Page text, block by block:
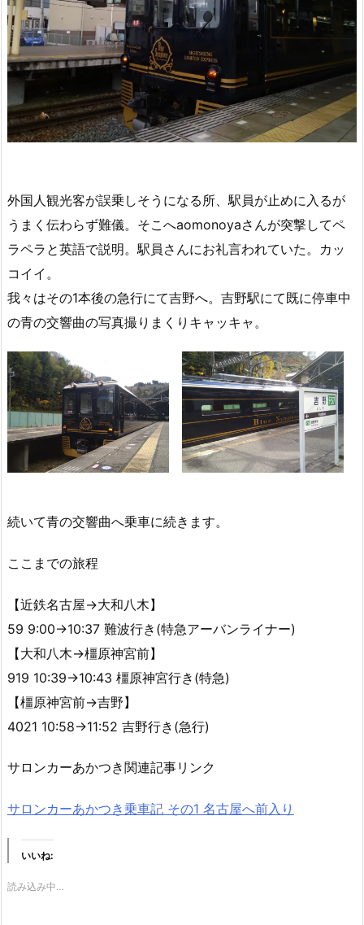
外国人観光客が誤乗しそうになる所、駅員が止めに入るが
うまく伝わらず難儀。そこへaomonoyaさんが突撃してペ
ラペラと英語で説明。駅員さんにお礼言われていた。カッ
コイイ。
我々はその1本後の急行にて吉野へ。吉野駅にて既に停車中
の青の交響曲の写真撮りまくりキャッキャ。
続いて青の交響曲へ乗車に続きます。
ここまでの旅程
【近鉄名古屋→大和八木】
59 9:00→10:37 難波行き(特急アーバンライナー)
【大和八木→橿原神宮前】
919 10:39→10:43 橿原神宮行き(特急)
【橿原神宮前→吉野】
4021 10:58→11:52 吉野行き(急行)
サロンカーあかつき関連記事リンク
サロンカーあかつき乗車記 その1 名古屋へ前入り
いいね:
読み込み中…